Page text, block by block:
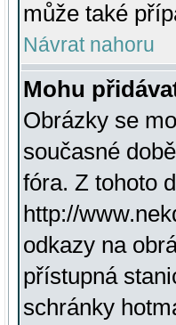
může také
Návrat nahoru
Mohu
Obrázky se
současné
fóra. Z tohoto
http://
odkazy na
přístupná
schránky